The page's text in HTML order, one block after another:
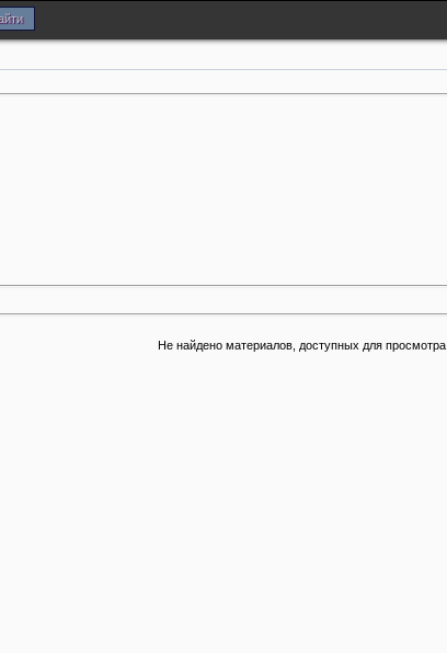
Не найдено материалов, доступных для просмотра